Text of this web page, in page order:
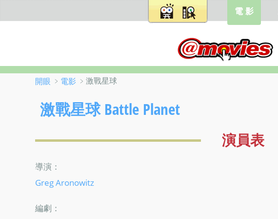
電 影
開眼 ﹥ 電影 ﹥激戰星球
激戰星球 Battle Planet
演員表
導演：
Greg Aronowitz
編劇：